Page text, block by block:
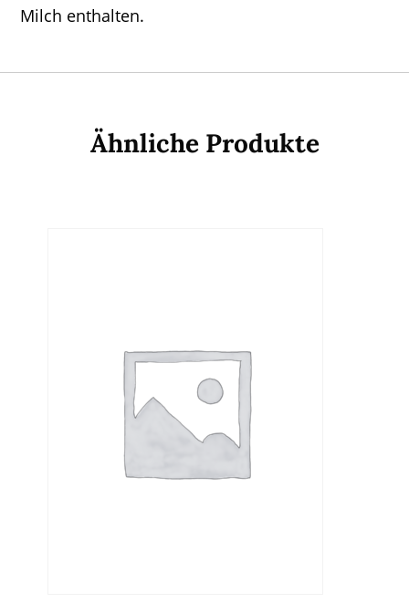
Milch enthalten.
Ähnliche Produkte